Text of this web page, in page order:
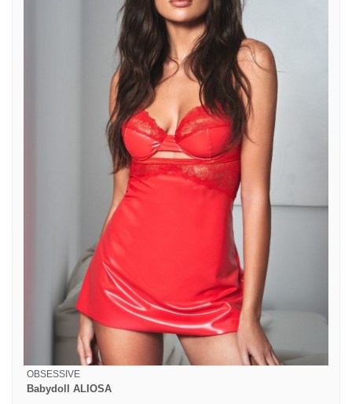
OBSESSIVE
Babydoll ALIOSA